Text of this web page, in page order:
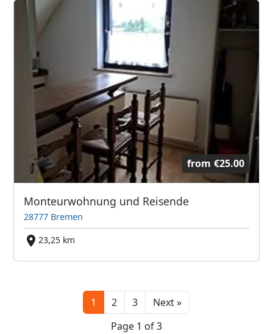
from €25.00
Monteurwohnung und Reisende
28777 Bremen
23,25 km
1 2 3 Next »Next
Page 1 of 3